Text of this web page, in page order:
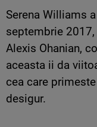
Serena Williams
septembrie
Alexis Ohanian,
aceasta ii da
cea care
desigur.